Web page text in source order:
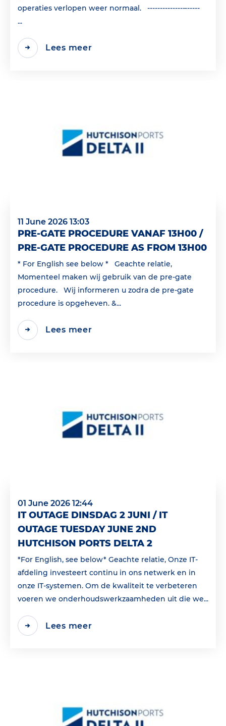
operaties verlopen weer normaal. ---------------------
...
Lees meer
11 June 2026 13:03
PRE-GATE PROCEDURE VANAF 13H00 /
PRE-GATE PROCEDURE AS FROM 13H00
* For English see below * Geachte relatie,
Momenteel maken wij gebruik van de pre-gate
procedure. Wij informeren u zodra de pre-gate
procedure is opgeheven. &...
Lees meer
01 June 2026 12:44
IT OUTAGE DINSDAG 2 JUNI / IT
OUTAGE TUESDAY JUNE 2ND
HUTCHISON PORTS DELTA 2
*For English, see below* Geachte relatie, Onze IT-
afdeling investeert continu in ons netwerk en in
onze IT-systemen. Om de kwaliteit te verbeteren
voeren we onderhoudswerkzaamheden uit die we...
Lees meer